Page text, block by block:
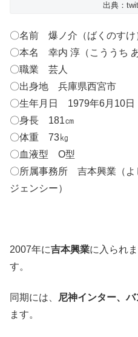
出典：
〇名前 爆ノ介（ばくのすけ
〇本名 幸内 淳（こううち あ
〇職業 芸人
〇出身地 兵庫県西宮市
〇生年月日 1979年6月10日
〇身長 181㎝
〇体重 73㎏
〇血液型 O型
〇所属事務所 吉本興業（よ
ジェンシー）
2007年に吉本興業に入られま
す。
同期には、 尼神インター、
ます。